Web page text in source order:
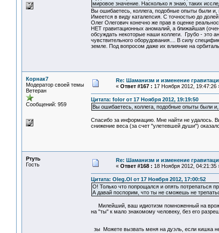
мировое значение. Насколько я знаю, таких
Вы ошибаетесь, коллега, подобные опыты были и,
Имеется в виду каталепсия. С точностью до
Олег Олегович конечно же прав в оценке
НЕТ гравитационных аномалий, а ближайшая
обсуждать некоторые наши коллеги. Грубо - это
чувствительного оборудования.... В силу
земле. Под вопросом даже их влияние на
Корнак7
Модератор своей темы
Ветеран
Сообщений: 959
Re: Шаманизм и изменение
« Ответ #167 : 17 Ноября 2012, 19:47:26
Цитата: folor от 17 Ноября 2012, 19:19:50
Вы ошибаетесь, коллега, подобные опыты были
Спасибо за информацию. Мне найти не удалось.
снижение веса (за счет "улетевшей души")
Ртуть
Гость
Re: Шаманизм и изменение
« Ответ #168 : 18 Ноября 2012, 04:21:35
Цитата: Oleg.Ol от 17 Ноября 2012, 17:00:52
О! Только что попрощался и опять потрепаться
А давай поспорим, что ты не сможешь не
Милейший, ваш идиотизм помноженный на
на "ты" к мало знакомому человеку, без его
зы Можете вызвать меня на дуэль, если кишка